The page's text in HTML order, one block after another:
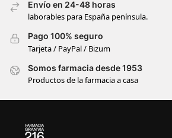
Envío en 24-48 horas
laborables para España península.
Pago 100% seguro
Tarjeta / PayPal / Bizum
Somos farmacia desde 1953
Productos de la farmacia a casa